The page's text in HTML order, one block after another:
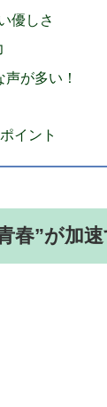
優しさ
が多い！
イント
”が加速